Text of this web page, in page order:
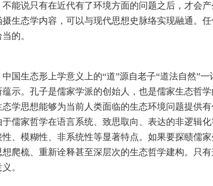
能说只有在近代有了环境方面的问题之后，才会
生态学内容，可以与现代思想史脉络实现融通。
的。
中国生态形上学意义上的“道”源自老子“道法自然”
示。孔子是儒家学派的创始人，也是儒家生态哲
学思想能够为当前人类面临的生态环境问题提供
儒家哲学在语言系统、致思取向、表达的非逻辑
、模糊性、非系统性等显著特点。如果要探赜儒
爬梳、重新诠释甚至深层次的生态哲学建构。只
。